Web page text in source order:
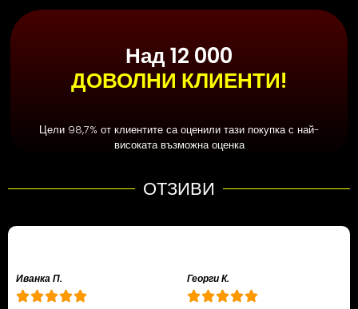
Над 12 000
ДОВОЛНИ КЛИЕНТИ!
Цели 98,7% от клиентите са оценили тази покупка с най-
високата възможна оценка
ОТЗИВИ
Иванка П. Георги К.